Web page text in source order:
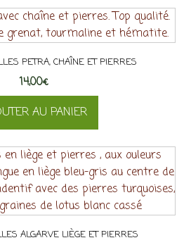
PETRA, CHAÎNE ET PIERRES
14,00€
AU PANIER
ALGARVE LIÈGE ET PIERRES